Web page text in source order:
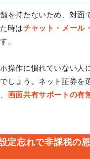
を持たないため、対面
時はチャット・メール
。
操作に慣れていない人
しょう。ネット証券を
画面共有サポートの有
定忘れで非課税の